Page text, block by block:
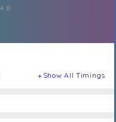
Show All Timings